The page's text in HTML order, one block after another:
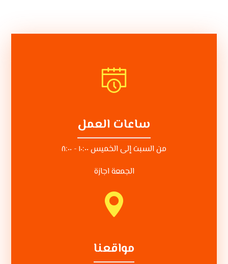
ساعات العمل
من السبت إلى الخميس ١٠:٠٠ - ٨:٠٠
الجمعة اجازة
مواقعنا